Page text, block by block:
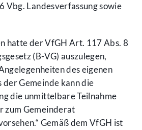
Vbg. Landesverfassung sowie
hatte der VfGH Art. 117 Abs. 8
(B-VG) auszulegen,
des eigenen
Gemeinde kann die
die unmittelbare Teilnahme
zum Gemeinderat
Gemäß dem VfGH ist